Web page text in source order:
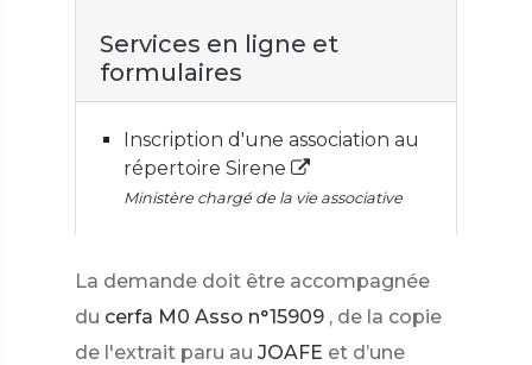
Services en ligne et
formulaires
Inscription d'une association au
répertoire Sirene
Ministère chargé de la vie associative
La demande doit être accompagnée
du cerfa M0 Asso n°15909 , de la copie
de l'extrait paru au JOAFE et d’une